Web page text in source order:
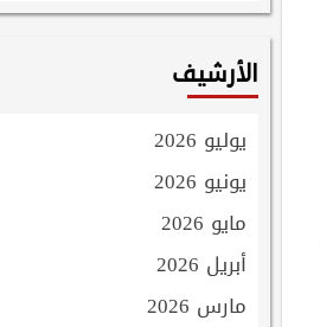
الأرشيف
يوليو 2026
يونيو 2026
مايو 2026
أبريل 2026
مارس 2026